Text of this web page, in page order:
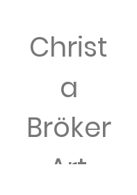
Christ
a
Bröker
Art